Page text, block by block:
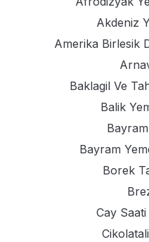
Akdeniz
Amerika Birlesik
Baklagil Ve
Balik
Bayram
Borek
Cay